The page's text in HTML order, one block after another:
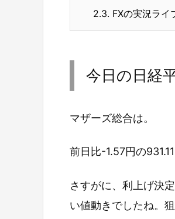
2.3. FXの実況ライ
今日の日経
マザーズ総合は。
前日比-1.57円の931.11
さすがに、利上げ決
い値動きでしたね。